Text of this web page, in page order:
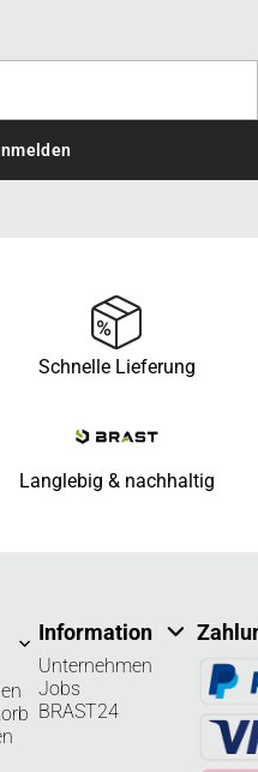
Schnelle Lieferung
Langlebig & nachhaltig
Information
Unternehmen
Jobs
BRAST24